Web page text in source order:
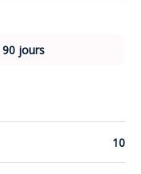
90 jours
10